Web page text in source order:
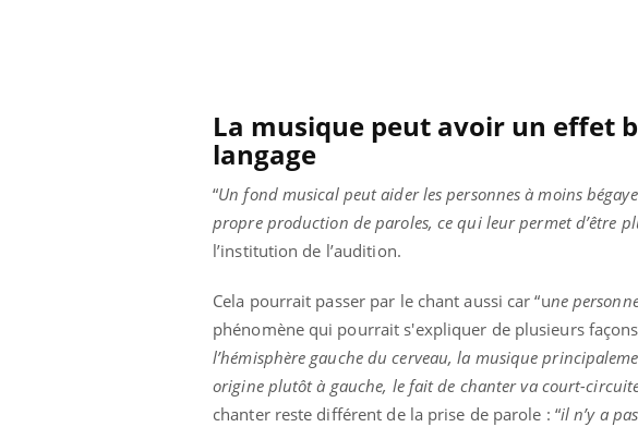
La musique peut avoir un effet
langage
“Un fond musical peut aider les personnes à moins
propre production de paroles, ce qui leur permet d’être
l’institution de l’audition.
Cela pourrait passer par le chant aussi car “une
phénomène qui pourrait s'expliquer de plusieurs
l’hémisphère gauche du cerveau, la musique
origine plutôt à gauche, le fait de chanter va court-
chanter reste différent de la prise de parole : “il n’y a